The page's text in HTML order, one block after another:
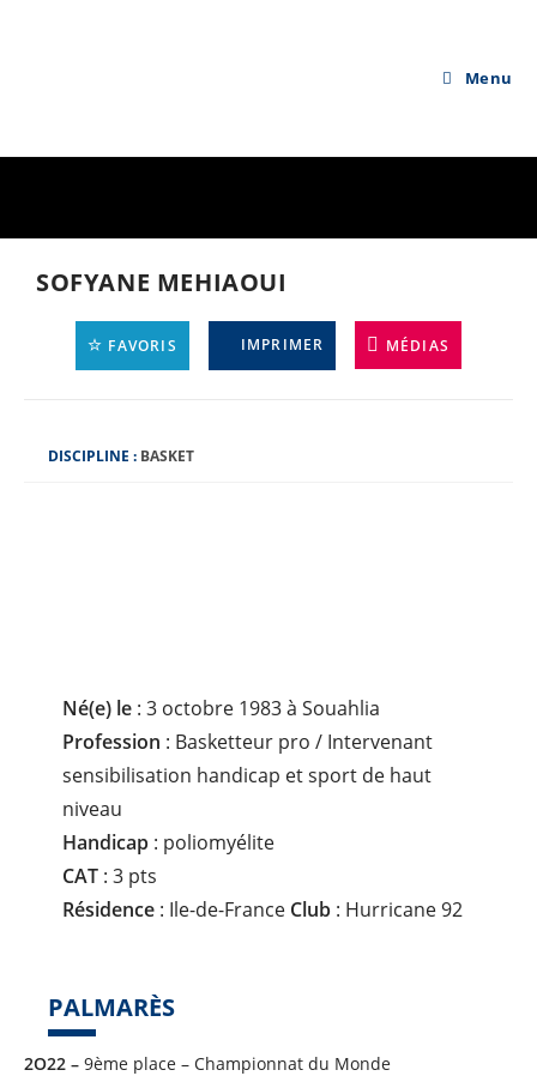
Menu
SOFYANE MEHIAOUI
FAVORIS IMPRIMER MÉDIAS
D
DISCIPLINE : BASKET
Né(e) le : 3 octobre 1983 à Souahlia
Profession : Basketteur pro / Intervenant
sensibilisation handicap et sport de haut
niveau
Handicap : poliomyélite
CAT : 3 pts
Résidence : Ile-de-France Club : Hurricane 92
PALMARÈS
2O22 – 9ème place – Championnat du Monde